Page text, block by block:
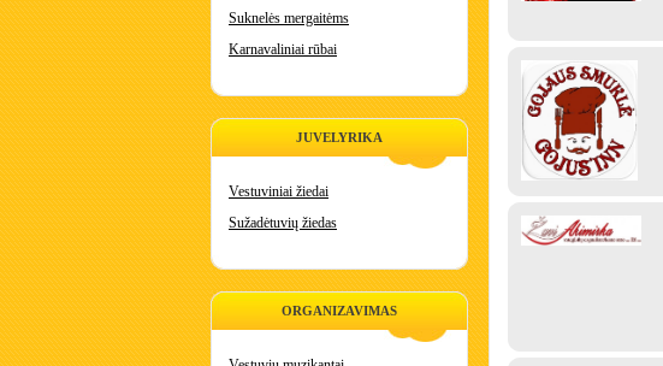
Suknelės mergaitėms
Karnavaliniai rūbai
JUVELYRIKA
Vestuviniai žiedai
Sužadėtuvių žiedas
ORGANIZAVIMAS